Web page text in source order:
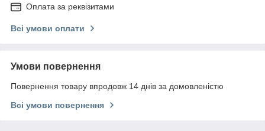
Оплата за реквізитами
Всі умови оплати
Умови повернення
Повернення товару впродовж 14 днів за домовленістю
Всі умови повернення